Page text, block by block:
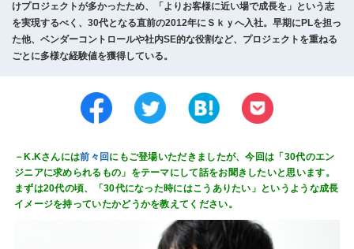
けプロジェクトが多かったため、「よりお客様に近い場で成長を」という志
を実現するべく、30代となる直前の2012年にＳｋｙへ入社。早期にPLを担っ
た他、ベンダーコントロールや社内SE的な役割など、プロジェクトを重ねる
ごとに多様な経験値を獲得している。
－K.Kさんには前々回 にもご登場いただきましたが、今回は「30代のエン
ジニアに求められるもの」をテーマにして話をお聞きしたいと思います。
まずは20代の頃、「30代になった時にはこうありたい」というような成長
イメージを持っていたかどうかを教えてください。